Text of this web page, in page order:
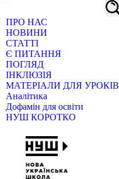
ПРО НАС
НОВИНИ
СТАТТІ
Є ПИТАННЯ
ПОГЛЯД
ІНКЛЮЗІЯ
МАТЕРІАЛИ ДЛЯ УРОКІВ
Аналітика
Дофамін для освіти
НУШ КОРОТКО